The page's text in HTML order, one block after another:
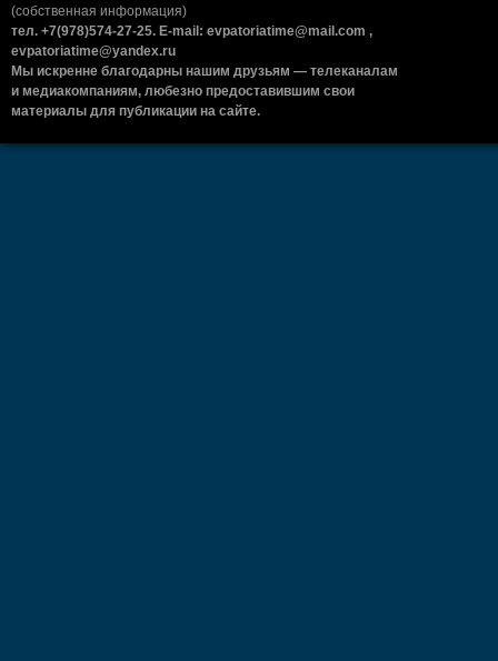
(собственная информация)
тел. +7(978)574-27-25. E-mail: evpatoriatime@mail.com ,
evpatoriatime@yandex.ru
Мы искренне благодарны нашим друзьям — телеканалам
и медиакомпаниям, любезно предоставившим свои
материалы для публикации на сайте.